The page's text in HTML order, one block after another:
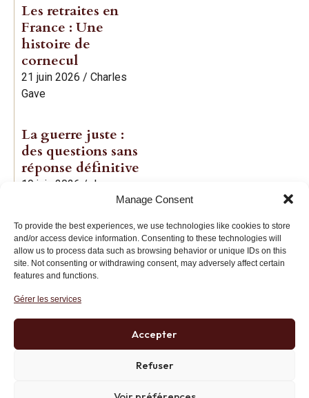
Manage Consent
To provide the best experiences, we use technologies like cookies to store
and/or access device information. Consenting to these technologies will
allow us to process data such as browsing behavior or unique IDs on this
site. Not consenting or withdrawing consent, may adversely affect certain
features and functions.
Gérer les services
Accepter
Refuser
Les retraites en
France : Une
histoire de
cornecul
21 juin 2026 / Charles
Gave
La guerre juste :
des questions sans
réponse définitive
19 juin 2026 / Jean-
Institut des Libertés
+33 (0)1 71 20 45 39